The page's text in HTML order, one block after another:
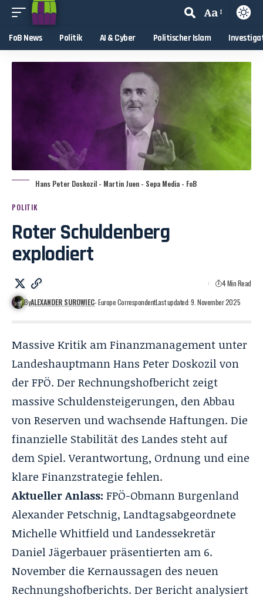
Aa
FoB News Politik AI & Cyber Politischer Islam
Hans Peter Doskozil - Martin Juen - Sepa Media - FoB
POLITIK
Roter Schuldenberg
explodiert
ByALEXANDER SUROWIEC- Europe CorrespondentLast updated: 9. November 2025
4 Min Read
Massive Kritik am Finanzmanagement unter
LandeshauptmannHans Peter Doskozil von
der FPÖ. Der Rechnungshofbericht zeigt
massive Schuldensteigerungen, den Abbau
von Reserven und wachsende Haftungen. Die
finanzielle Stabilität des Landes steht auf
dem Spiel. Verantwortung, Ordnung und eine
klare Finanzstrategie fehlen.
Aktueller Anlass: FPÖ-Obmann Burgenland
Alexander Petschnig, Landtagsabgeordnete
Michelle Whitfield und Landessekretär
Daniel Jägerbauer präsentierten am 6.
November die Kernaussagen des neuen
Rechnungshofberichts. Der Bericht analysiert